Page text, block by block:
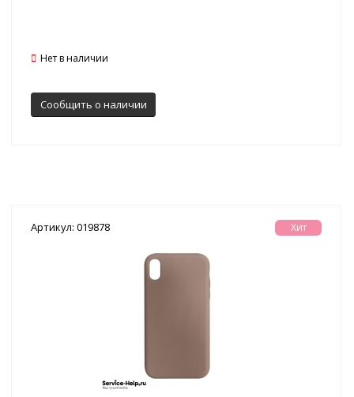
Нет в наличии
Сообщить о наличии
Артикул: 019878 Хит